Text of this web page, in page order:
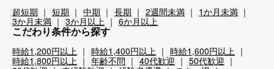
超短期 短期 中期 長期 2週間未満
1か月未満
3か月未満
3か月以上 6か月以上
こだわり条件から探す
時給1,200円以上 時給1,400円以上
時給1,600円以上
時給1,800円以上
年齢不問 40代歓迎
50代歓迎